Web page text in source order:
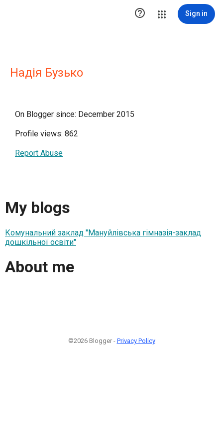
 Sign in
Надія Бузько
On Blogger since: December 2015
Profile views: 862
Report Abuse
My blogs
Комунальний заклад "Мануйлівська гімназія-заклад
дошкільної освіти"
About me
©2026 Blogger - Privacy Policy